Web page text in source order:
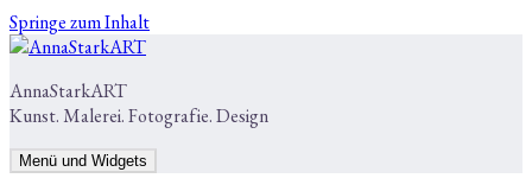
Springe zum Inhalt
AnnaStarkART
Kunst. Malerei. Fotografie. Design
Menü und Widgets